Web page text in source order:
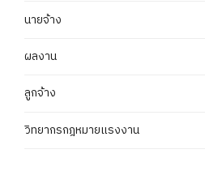
นายจ้าง
ผลงาน
ลูกจ้าง
วิทยากรกฎหมายแรงงาน